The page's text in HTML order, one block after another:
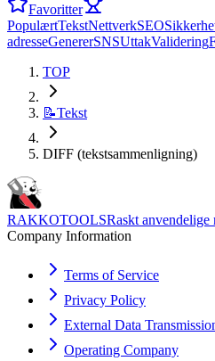
Favoritter
PopulærtTekstNettverkSEO
adresseGenererSNSUttakValidering
TOP
📝Tekst
DIFF (tekstsammenligning)
RAKKOTOOLSRaskt anvendelige
Company Information
Terms of Service
Privacy Policy
External Data
Operating Company